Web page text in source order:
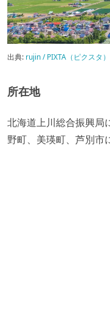
出典: rujin / PIXTA（ピクスタ）
所在地
北海道上川総合振興局
野町、美瑛町、芦別市